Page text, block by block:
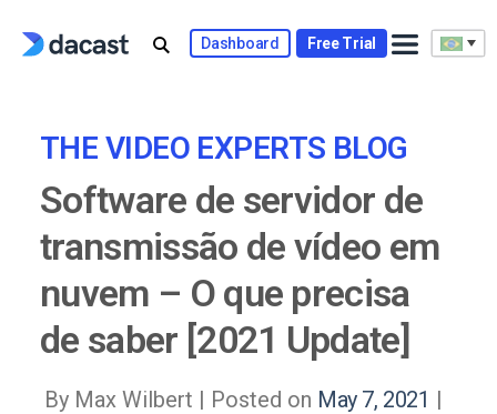
Dashboard Free Trial
THE VIDEO EXPERTS BLOG
Software de servidor de
transmissão de vídeo em
nuvem – O que precisa
de saber [2021 Update]
By Max Wilbert | Posted on May 7, 2021 |